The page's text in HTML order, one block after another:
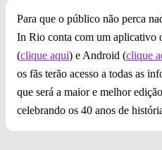
Para que o público não perca
In Rio conta com um aplicativo
(clique aqui) e Android (clique
os fãs terão acesso a todas as
que será a maior e melhor
celebrando os 40 anos de